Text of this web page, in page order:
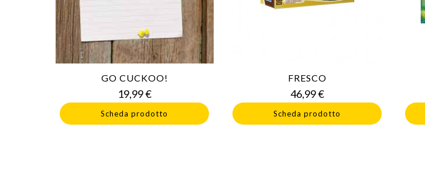
GO CUCKOO!
19,99 €Prezzo
Scheda prodotto
FRESCO
46,99 €Prezzo
Scheda prodotto